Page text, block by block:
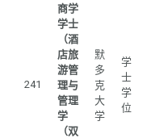
241
商学
学士
（酒
店旅
游管
理与
管理
学
（双
默
多
克
大
学
学
士
学
位